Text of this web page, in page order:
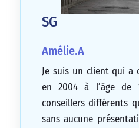
SG
Amélie.A
Je suis un client qui a
en 2004 à l’âge de
conseillers différents
sans aucune